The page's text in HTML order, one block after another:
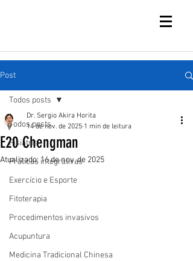
Post
Todos posts
Fisiatria
Práticas integrativas
Exercício e Esporte
Fitoterapia
Procedimentos invasivos
Acupuntura
Medicina Tradicional Chinesa
Todos posts
E20 Chengman
Dr. Sergio Akira Horita
14 de nov. de 2025 1 min de leitura
Atualizado: 16 de nov. de 2025